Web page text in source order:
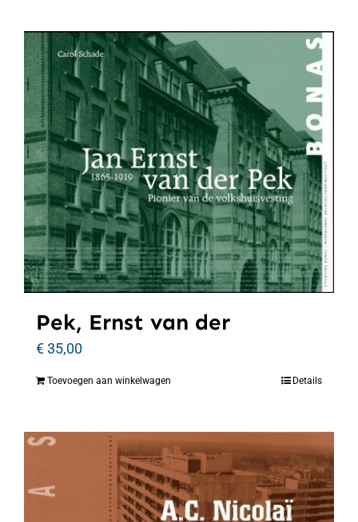
Pek, Ernst van der
€35,00
Toevoegen aan winkelwagen Details